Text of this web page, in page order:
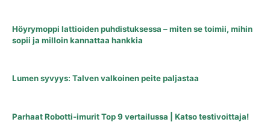
Höyrymoppi lattioiden puhdistuksessa – miten se toimii, mihin
sopii ja milloin kannattaa hankkia
Lumen syvyys: Talven valkoinen peite paljastaa
Parhaat Robotti-imurit Top 9 vertailussa | Katso testivoittaja!